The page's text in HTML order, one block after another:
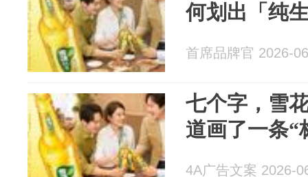
何划出「纯
首席品牌官 2026-
七个字，雪
道画了一条“
4A广告文案 2026-